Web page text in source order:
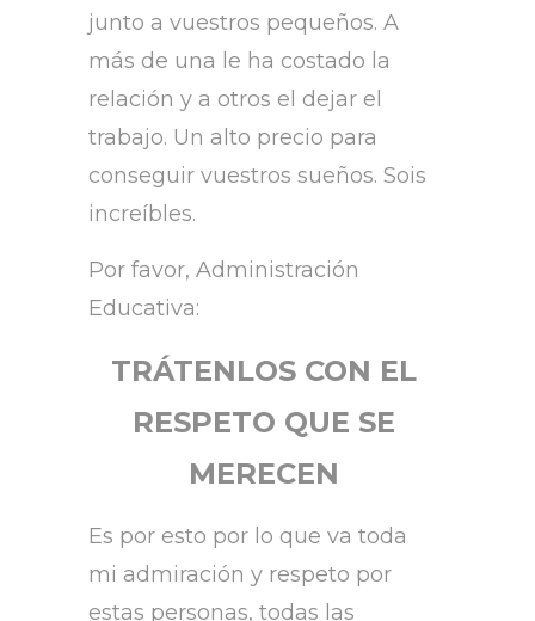
junto a vuestros pequeños. A
más de una le ha costado la
relación y a otros el dejar el
trabajo. Un alto precio para
conseguir vuestros sueños. Sois
increíbles.
Por favor, Administración
Educativa:
TRÁTENLOS CON EL
RESPETO QUE SE
MERECEN
Es por esto por lo que va toda
mi admiración y respeto por
estas personas, todas las